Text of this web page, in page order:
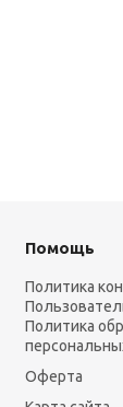
Помощь
Политика
Политика
Оферта